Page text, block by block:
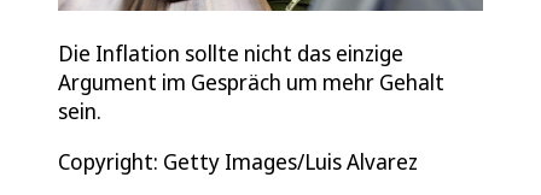
Die Inflation sollte nicht das einzige
Argument im Gespräch um mehr Gehalt
sein.
Copyright: Getty Images/Luis Alvarez